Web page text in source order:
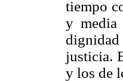
tiempo
y media
justicia.
y los de